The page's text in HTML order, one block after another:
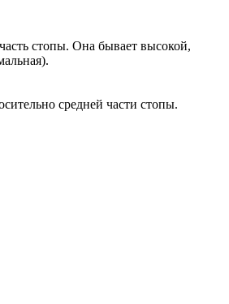
стопы. Она бывает высокой,
средней части стопы.